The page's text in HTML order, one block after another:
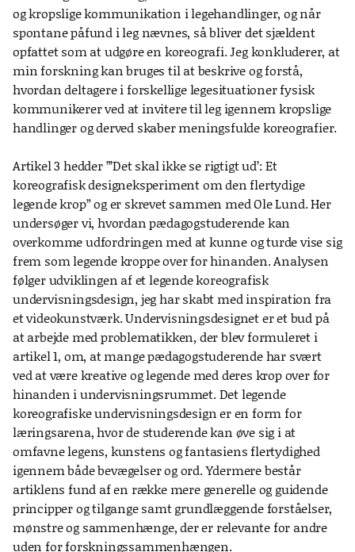
og kropslige kommunikation i legehandlinger, og når
spontane påfund i leg nævnes, så bliver det sjældent
opfattet som at udgøre en koreografi. Jeg konkluderer, at
min forskning kan bruges til at beskrive og forstå,
hvordan deltagere i forskellige legesituationer fysisk
kommunikerer ved at invitere til leg igennem kropslige
handlinger og derved skaber meningsfulde koreografier.
Artikel 3 hedder ”’Det skal ikke se rigtigt ud’: Et
koreografisk designeksperiment om den flertydige
legende krop” og er skrevet sammen med Ole Lund. Her
undersøger vi, hvordan pædagogstuderende kan
overkomme udfordringen med at kunne og turde vise sig
frem som legende kroppe over for hinanden. Analysen
følger udviklingen af et legende koreografisk
undervisningsdesign, jeg har skabt med inspiration fra
et videokunstværk. Undervisningsdesignet er et bud på
at arbejde med problematikken, der blev formuleret i
artikel 1, om, at mange pædagogstuderende har svært
ved at være kreative og legende med deres krop over for
hinanden i undervisningsrummet. Det legende
koreografiske undervisningsdesign er en form for
læringsarena, hvor de studerende kan øve sig i at
omfavne legens, kunstens og fantasiens flertydighed
igennem både bevægelser og ord. Ydermere består
artiklens fund af en række mere generelle og guidende
principper og tilgange samt grundlæggende forståelser,
mønstre og sammenhænge, der er relevante for andre
uden for forskningssammenhængen.